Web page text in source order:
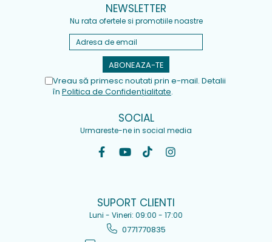
NEWSLETTER
Nu rata ofertele si promotiile noastre
Vreau să primesc noutati prin e-mail. Detalii
în Politica de Confidențialitate.
SOCIAL
Urmareste-ne in social media
SUPORT CLIENTI
Luni - Vineri: 09:00 - 17:00
0771770835